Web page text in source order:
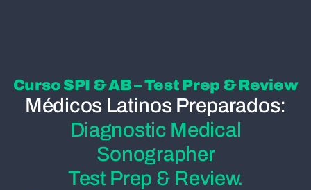
Curso SPI & AB – Test Prep & Review
Médicos Latinos Preparados:
Diagnostic Medical
Sonographer
Test Prep & Review.